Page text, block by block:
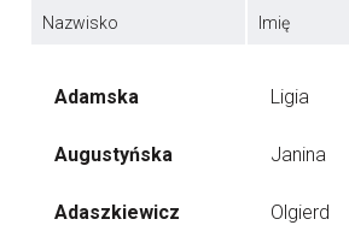
Nazwisko Imię
Adamska Ligia
Augustyńska Janina
Adaszkiewicz Olgierd